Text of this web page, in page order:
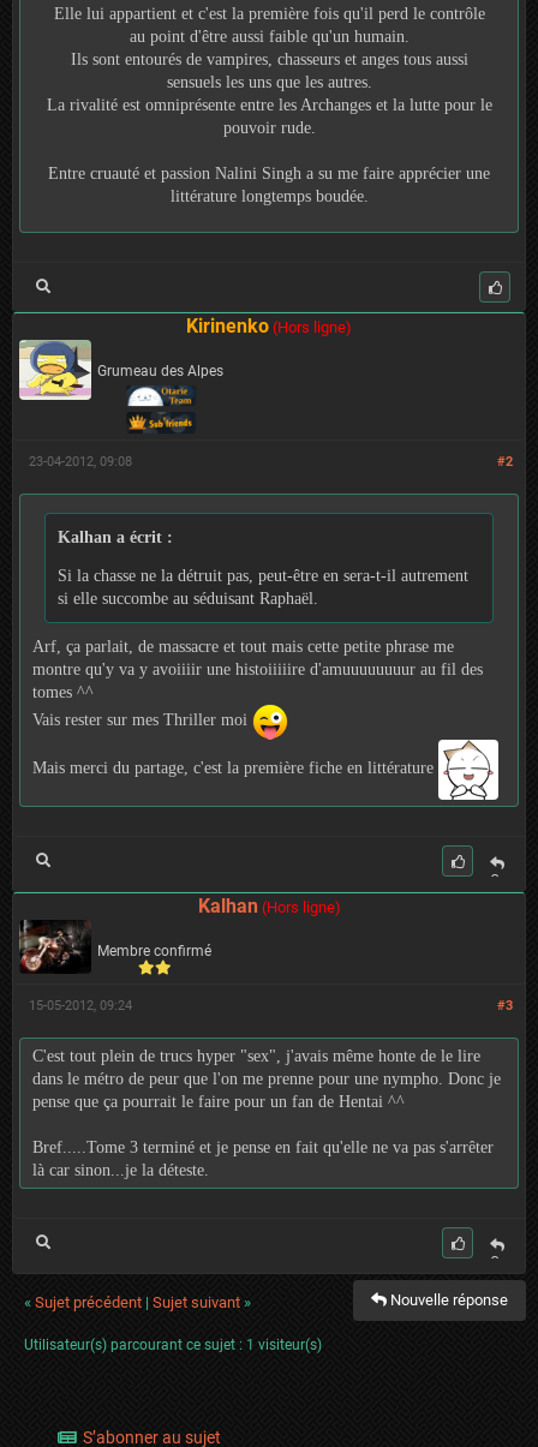
Elle lui appartient et c'est la première fois qu'il perd le contrôle
au point d'être aussi faible qu'un humain.
Ils sont entourés de vampires, chasseurs et anges tous aussi
sensuels les uns que les autres.
La rivalité est omniprésente entre les Archanges et la lutte pour le
pouvoir rude.
Entre cruauté et passion Nalini Singh a su me faire apprécier une
littérature longtemps boudée.
Kirinenko (Hors ligne)
Grumeau des Alpes
#2
23-04-2012, 09:08
Kalhan a écrit :
Si la chasse ne la détruit pas, peut-être en sera-t-il autrement
si elle succombe au séduisant Raphaël.
Arf, ça parlait, de massacre et tout mais cette petite phrase me
montre qu'y va y avoiiiir une histoiiiiire d'amuuuuuuuur au fil des
tomes ^^
Vais rester sur mes Thriller moi
Mais merci du partage, c'est la première fiche en littérature
C
it
Kalhan (Hors ligne)
Membre confirmé
#3
15-05-2012, 09:24
C'est tout plein de trucs hyper "sex", j'avais même honte de le lire
dans le métro de peur que l'on me prenne pour une nympho. Donc je
pense que ça pourrait le faire pour un fan de Hentai ^^
Bref.....Tome 3 terminé et je pense en fait qu'elle ne va pas s'arrêter
là car sinon...je la déteste.
C
it
er
Nouvelle réponse
« Sujet précédent | Sujet suivant »
Utilisateur(s) parcourant ce sujet : 1 visiteur(s)
S’abonner au sujet